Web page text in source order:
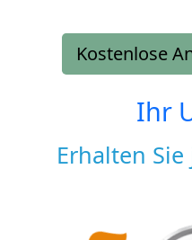
Kostenlose
Ihr
Erhalten